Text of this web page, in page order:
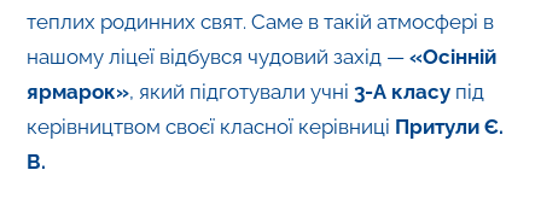
теплих родинних свят. Саме в такій атмосфері в
нашому ліцеї відбувся чудовий захід — «Осінній
ярмарок», який підготували учні 3-А класупід
керівництвом своєї класної керівниці Притули Є.
В.